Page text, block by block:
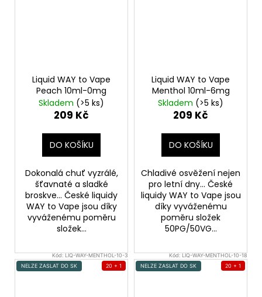
Liquid WAY to Vape
Peach 10ml-0mg
Skladem (>5 ks)
209 Kč
DO KOŠÍKU
Dokonalá chuť vyzrálé,
šťavnaté a sladké
broskve... České liquidy
WAY to Vape jsou díky
vyváženému poměru
složek...
Liquid WAY to Vape
Menthol 10ml-6mg
Skladem (>5 ks)
209 Kč
DO KOŠÍKU
Chladivé osvěžení nejen
pro letní dny... České
liquidy WAY to Vape jsou
díky vyváženému
poměru složek
50PG/50VG...
Kód:LIQ-WAY-MENTHOL-10-3
NELZE ZASLAT DO SK
20 + 1
Kód:LIQ-WAY-MENTHOL-10-18
NELZE ZASLAT DO SK
20 + 1